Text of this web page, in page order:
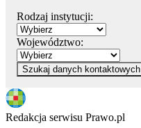
Rodzaj instytucji:
Województwo:
Szukaj danych kontaktowych
Redakcja serwisu Prawo.pl